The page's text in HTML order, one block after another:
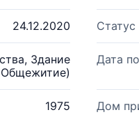
24.12.2020 Статус
Здание
Дата
1975 Дом